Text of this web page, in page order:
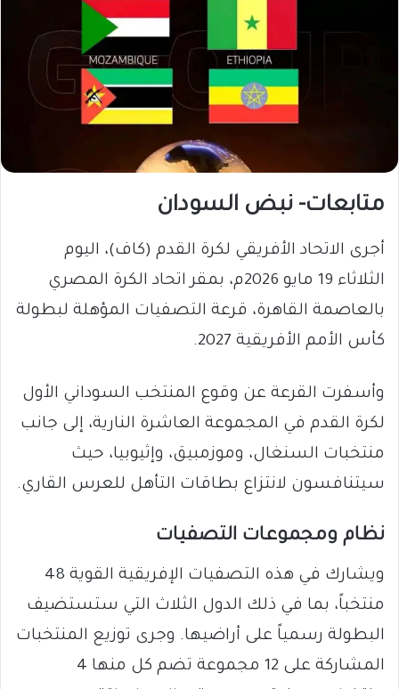
متابعات- نبض السودان
​أجرى الاتحاد الأفريقي لكرة القدم (كاف)، اليوم
الثلاثاء 19 مايو 2026م، بمقر اتحاد الكرة المصري
بالعاصمة القاهرة، قرعة التصفيات المؤهلة لبطولة
كأس الأمم الأفريقية 2027.
وأسفرت القرعة عن وقوع المنتخب السوداني الأول
لكرة القدم في المجموعة العاشرة النارية، إلى جانب
منتخبات السنغال، وموزمبيق، وإثيوبيا، حيث
سيتنافسون لانتزاع بطاقات التأهل للعرس القاري.
​نظام ومجموعات التصفيات
​ويشارك في هذه التصفيات الإفريقية القوية 48
منتخباً، بما في ذلك الدول الثلاث التي ستستضيف
البطولة رسمياً على أراضيها. وجرى توزيع المنتخبات
المشاركة على 12 مجموعة تضم كل منها 4